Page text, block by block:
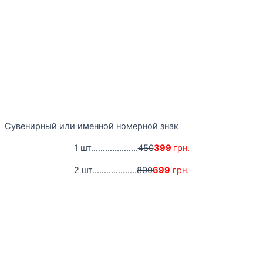
Сувенирный или именной номерной знак
1 шт....................450399 грн.
2 шт...................800699 грн.